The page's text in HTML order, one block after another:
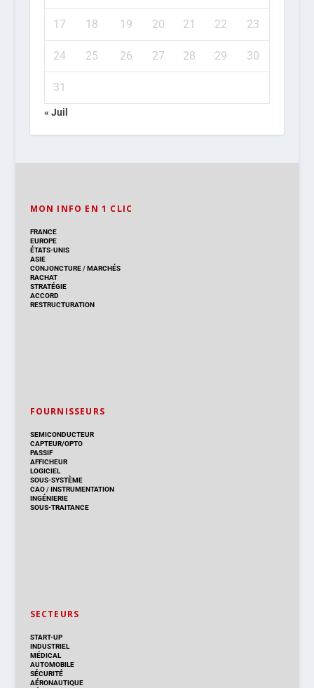
17 18 19 20 21 22 23
24 25 26 27 28 29 30
31
« Juil
MON INFO EN 1 CLIC
FRANCE
EUROPE
ÉTATS-UNIS
ASIE
CONJONCTURE/MARCHÉS
RACHAT
STRATÉGIE
ACCORD
RESTRUCTURATION
FOURNISSEURS
SEMICONDUCTEUR
CAPTEUR/OPTO
PASSIF
AFFICHEUR
LOGICIEL
SOUS-SYSTÈME
CAO/INSTRUMENTATION
INGÉNIERIE
SOUS-TRAITANCE
SECTEURS
START-UP
INDUSTRIEL
MÉDICAL
AUTOMOBILE
SÉCURITÉ
AÉRONAUTIQUE